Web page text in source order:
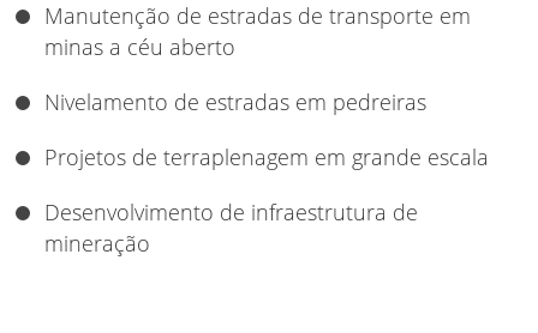
Manutenção de estradas de transporte em
minas a céu aberto
Nivelamento de estradas em pedreiras
Projetos de terraplenagem em grande escala
Desenvolvimento de infraestrutura de
mineração